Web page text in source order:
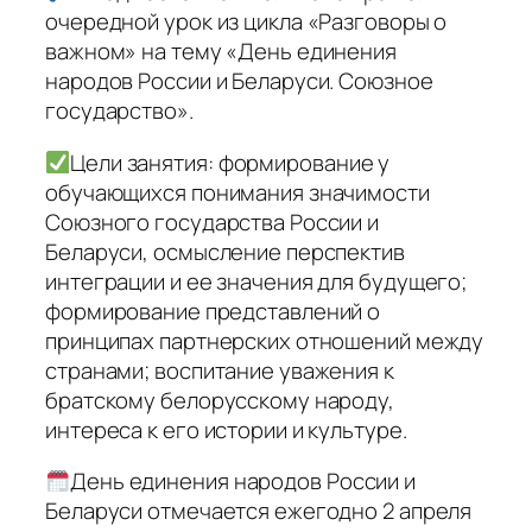
очередной урок из цикла «Разговоры о
важном» на тему «День единения
народов России и Беларуси. Союзное
государство».
Цели занятия: формирование у
обучающихся понимания значимости
Союзного государства России и
Беларуси, осмысление перспектив
интеграции и ее значения для будущего;
формирование представлений о
принципах партнерских отношений между
странами; воспитание уважения к
братскому белорусскому народу,
интереса к его истории и культуре.
День единения народов России и
Беларуси отмечается ежегодно 2 апреля